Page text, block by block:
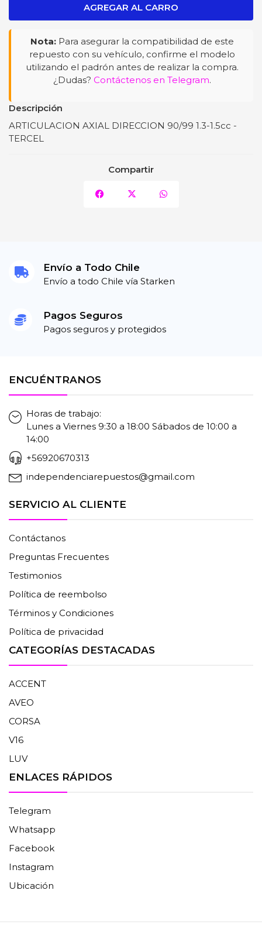
Nota: Para asegurar la compatibilidad de este
repuesto con su vehículo, confirme el modelo
utilizando el padrón antes de realizar la compra.
¿Dudas? Contáctenos en Telegram.
Descripción
ARTICULACION AXIAL DIRECCION 90/99 1.3-1.5cc -
TERCEL
Compartir
Envío a Todo Chile
Envío a todo Chile vía Starken
Pagos Seguros
Pagos seguros y protegidos
ENCUÉNTRANOS
Horas de trabajo:
Lunes a Viernes 9:30 a 18:00 Sábados de 10:00 a
14:00
+56920670313
independenciarepuestos@gmail.com
SERVICIO AL CLIENTE
Contáctanos
Preguntas Frecuentes
Testimonios
Política de reembolso
Términos y Condiciones
Política de privacidad
CATEGORÍAS DESTACADAS
ACCENT
AVEO
CORSA
V16
LUV
ENLACES RÁPIDOS
Telegram
Whatsapp
Facebook
Instagram
Ubicación